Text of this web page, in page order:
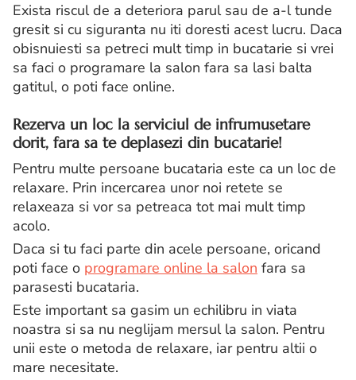
Exista riscul de a deteriora parul sau de a-l tunde
gresit si cu siguranta nu iti doresti acest lucru. Daca
obisnuiesti sa petreci mult timp in bucatarie si vrei
sa faci o programare la salon fara sa lasi balta
gatitul, o poti face online.
Rezerva un loc la serviciul de infrumusetare
dorit, fara sa te deplasezi din bucatarie!
Pentru multe persoane bucataria este ca un loc de
relaxare. Prin incercarea unor noi retete se
relaxeaza si vor sa petreaca tot mai mult timp
acolo.
Daca si tu faci parte din acele persoane, oricand
poti face o programare online la salon fara sa
parasesti bucataria.
Este important sa gasim un echilibru in viata
noastra si sa nu neglijam mersul la salon. Pentru
unii este o metoda de relaxare, iar pentru altii o
mare necesitate.